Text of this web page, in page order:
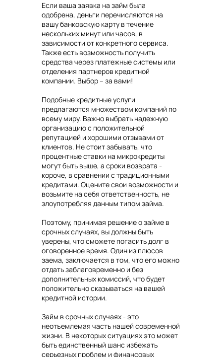
Если ваша заявка на займ была
одобрена, деньги перечисляются на
вашу банковскую карту в течение
нескольких минут или часов, в
зависимости от конкретного сервиса.
Также есть возможность получить
средства через платежные системы или
отделения партнеров кредитной
компании. Выбор – за вами!
Подобные кредитные услуги
предлагаются множеством компаний по
всему миру. Важно выбрать надежную
организацию с положительной
репутацией и хорошими отзывами от
клиентов. Не стоит забывать, что
процентные ставки на микрокредиты
могут быть выше, а сроки возврата -
короче, в сравнении с традиционными
кредитами. Оцените свои возможности и
возьмите на себя ответственность, не
злоупотребляя данным типом займа.
Поэтому, принимая решение о займе в
срочных случаях, вы должны быть
уверены, что сможете погасить долг в
оговоренное время. Один из плюсов
заема, заключается в том, что его можно
отдать заблаговременно и без
дополнительных комиссий, что будет
положительно сказываться на вашей
кредитной истории.
Займ в срочных случаях - это
неотъемлемая часть нашей современной
жизни. В некоторых ситуациях это может
быть единственный шанс избежать
серьезных проблем и финансовых